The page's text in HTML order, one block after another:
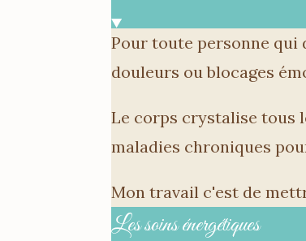
Pour toute personne qui
douleurs ou blocages
Le corps crystalise tous
maladies chroniques
Mon travail c'est de
Les soins énergétiques